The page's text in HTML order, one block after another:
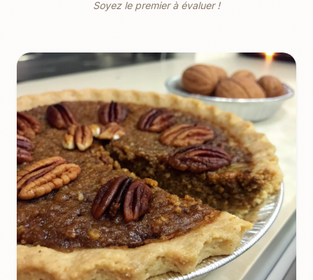
Soyez le premier à évaluer !